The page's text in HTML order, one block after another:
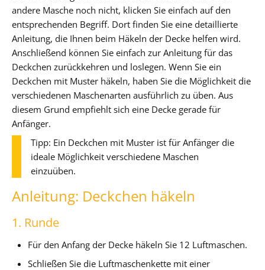
andere Masche noch nicht, klicken Sie einfach auf den
entsprechenden Begriff. Dort finden Sie eine detaillierte
Anleitung, die Ihnen beim Häkeln der Decke helfen wird.
Anschließend können Sie einfach zur Anleitung für das
Deckchen zurückkehren und loslegen. Wenn Sie ein
Deckchen mit Muster häkeln, haben Sie die Möglichkeit die
verschiedenen Maschenarten ausführlich zu üben. Aus
diesem Grund empfiehlt sich eine Decke gerade für
Anfänger.
Tipp: Ein Deckchen mit Muster ist für Anfänger die
ideale Möglichkeit verschiedene Maschen
einzuüben.
Anleitung: Deckchen häkeln
1. Runde
Für den Anfang der Decke häkeln Sie 12 Luftmaschen.
Schließen Sie die Luftmaschenkette mit einer